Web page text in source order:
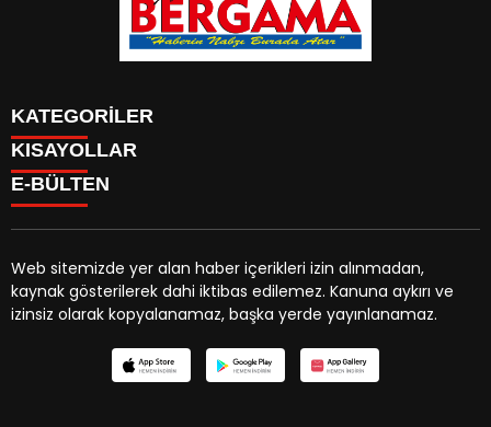
KATEGORİLER
CANLI YAYIN
BURÇLAR
CANLI SONUÇLAR
HAVA DURUMU
CANLI TV
FİRMA REHBERİ
KISAYOLLAR
Menü seçimi yapın. WP-ADMIN → Görünüm → Menüler
sayfasından menü eşleştirmesi yapınız.
E-BÜLTEN
gazetebergama.com.tre-bültenine abone olarak,
tarafınıza haber, duyuru ve kampanya içerikli e-postaların
gönderilmesini kabul etmiş olursunuz.
Web sitemizde yer alan haber içerikleri izin alınmadan,
kaynak gösterilerek dahi iktibas edilemez. Kanuna aykırı ve
izinsiz olarak kopyalanamaz, başka yerde yayınlanamaz.